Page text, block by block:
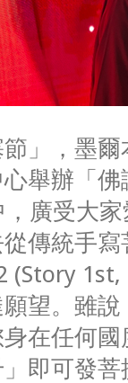
」，墨
舉辦「
廣受大
傳統手
(Story
望。雖
在任何
即可發